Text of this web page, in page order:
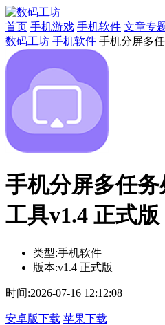
首页 手机游戏 手机软件 文章专
数码工坊 手机软件 手机分屏多
手机分屏多任
工具v1.4 正式版
类型:手机软件
版本:v1.4 正式版
时间:2026-07-16 12:12:08
安卓版下载 苹果下载